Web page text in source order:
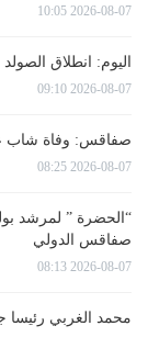
2026-08-07 10:05
اليوم: انطلاق
2026-08-07 09:10
صفاقس: وفاة شاب
2026-08-07 08:25
“الحضرة ” لمرشد
صفاقس الدولي
2026-08-07 08:13
محمد الغربي رئيسا